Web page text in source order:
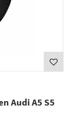
Audi A5 S5